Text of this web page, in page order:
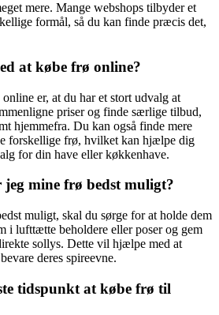
mere. Mange webshops tilbyder et
formål, så du kan finde præcis det,
at købe frø online?
er, at du har et stort udvalg at
priser og finde særlige tilbud,
hjemmefra. Du kan også finde mere
forskellige frø, hvilket kan hjælpe dig
for din have eller køkkenhave.
mine frø bedst muligt?
muligt, skal du sørge for at holde dem
i lufttætte beholdere eller poser og gem
sollys. Dette vil hjælpe med at
deres spireevne.
tidspunkt at købe frø til